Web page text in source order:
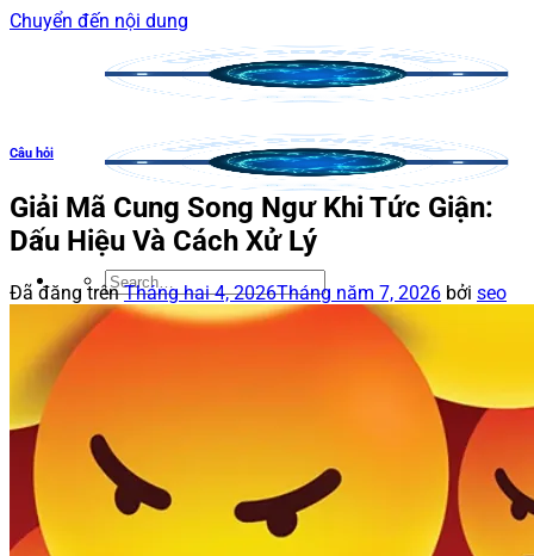
Chuyển đến nội dung
Cung Song Ngư
Blog
Câu hỏi
Câu hỏi
Giải Mã Cung Song Ngư Khi Tức Giận:
Dấu Hiệu Và Cách Xử Lý
Đã đăng trênTháng hai 4, 2026Tháng năm 7, 2026 bởi seo